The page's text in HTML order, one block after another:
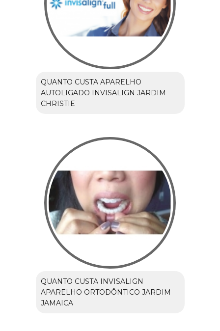
QUANTO CUSTA APARELHO
AUTOLIGADO INVISALIGN JARDIM
CHRISTIE
QUANTO CUSTA INVISALIGN
APARELHO ORTODÔNTICO JARDIM
JAMAICA